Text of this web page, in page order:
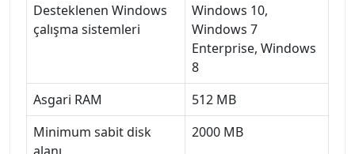
Desteklenen Windows
çalışma sistemleri
Windows 10,
Windows 7
Enterprise, Windows
8
Asgari RAM
512 MB
Minimum sabit disk
2000 MB